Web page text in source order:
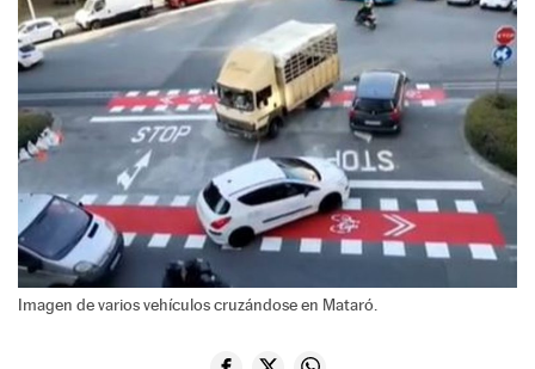
Imagen de varios vehículos cruzándose en Mataró.